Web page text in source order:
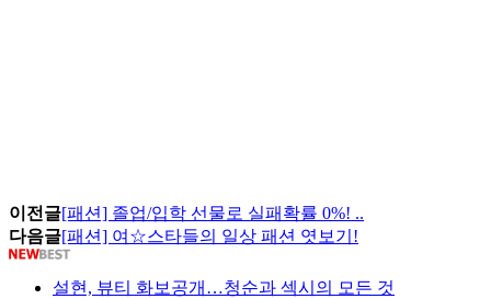
이전글[패션] 졸업/입학 선물로 실패확률 0%! ..
다음글[패션] 여☆스타들의 일상 패션 엿보기!
설현, 뷰티 화보공개…청순과 섹시의 모든 것